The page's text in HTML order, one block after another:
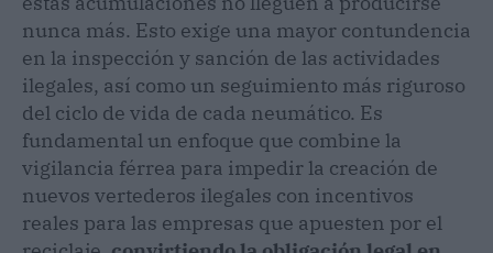
nunca más. Esto exige una mayor contundencia
en la inspección y sanción de las actividades
ilegales, así como un seguimiento más riguroso
del ciclo de vida de cada neumático. Es
fundamental un enfoque que combine la
vigilancia férrea para impedir la creación de
nuevos vertederos ilegales con incentivos
reales para las empresas que apuesten por el